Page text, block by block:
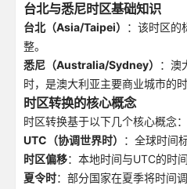
台北与悉尼时区基础知识
台北（Asia/Taipei）
：该时区的
整。
悉尼（Australia/Sydney）
：澳
时，是澳大利亚主要商业城市的时
时区转换的核心概念
时区转换基于以下几个核心概念：
UTC（协调世界时）
：全球时间
时区偏移：本地时间与UTC的时
夏令时：部分国家在夏季将时间